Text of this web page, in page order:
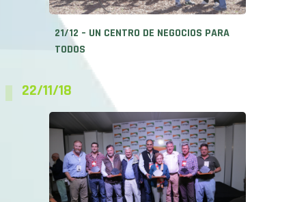
22/11/18
22/11 – EXPOAGRO RECONOCERÁ LA
TRAYECTORIA Y LA INNOVACIÓN DE...